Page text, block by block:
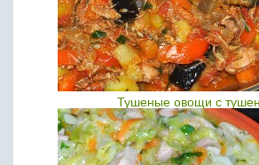
Тушеные овощи с